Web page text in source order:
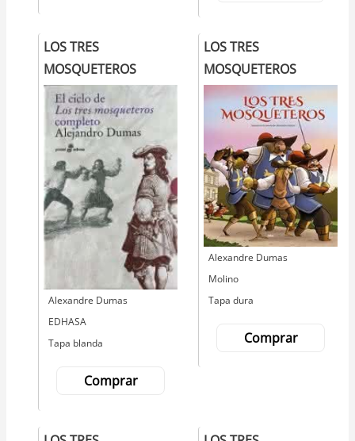
LOS TRES
MOSQUETEROS
Autor
Alexandre Dumas
Editorial
EDHASA
Tapa blanda
Comprar
LOS TRES
MOSQUETEROS
Autor
Alexandre Dumas
Editorial
Molino
Tapa dura
Comprar